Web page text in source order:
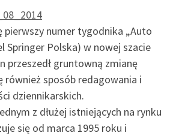
pierwszy numer tygodnika „Auto
Springer Polska) w nowej szacie
przeszedł gruntowną zmianę
również sposób redagowania i
dziennikarskich.
z dłużej istniejących na rynku
się od marca 1995 roku i